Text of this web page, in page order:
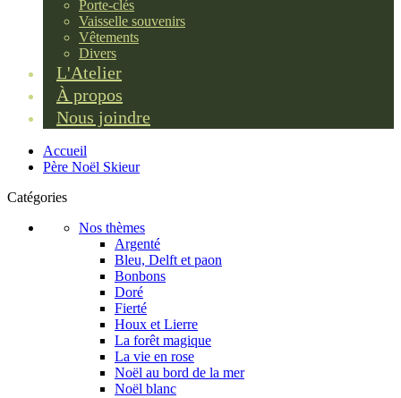
Porte-clés
Vaisselle souvenirs
Vêtements
Divers
L'Atelier
À propos
Nous joindre
Accueil
Père Noël Skieur
Catégories
Nos thèmes
Argenté
Bleu, Delft et paon
Bonbons
Doré
Fierté
Houx et Lierre
La forêt magique
La vie en rose
Noël au bord de la mer
Noël blanc